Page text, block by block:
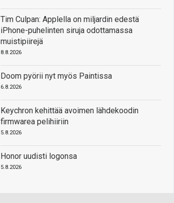
Tim Culpan: Applella on miljardin edestä
iPhone-puhelinten siruja odottamassa
muistipiirejä
8.8.2026
Doom pyörii nyt myös Paintissa
6.8.2026
Keychron kehittää avoimen lähdekoodin
firmwarea pelihiiriin
5.8.2026
Honor uudisti logonsa
5.8.2026